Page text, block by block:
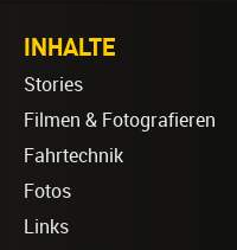
INHALTE
Stories
Filmen & Fotografieren
Fahrtechnik
Fotos
Links